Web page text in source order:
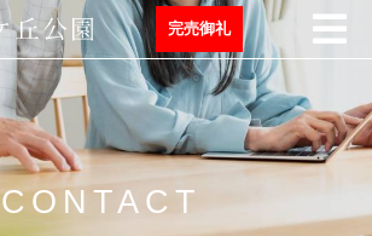
完売御礼
CONTACT